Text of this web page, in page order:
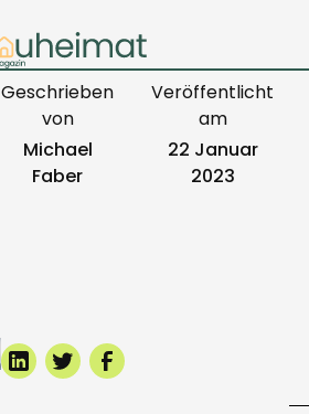
Geschrieben
von
Michael
Faber
Veröffentlicht
am
22 Januar
2023